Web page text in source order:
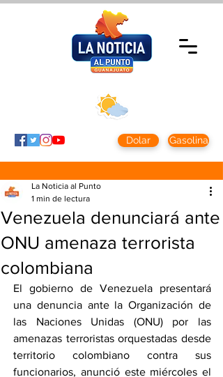
Dolar Gasolina
Venezuela denunciará ante
ONU amenaza terrorista
colombiana
La Noticia al Punto
1 min de lectura
El gobierno de Venezuela presentará
una denuncia ante la Organización de
las Naciones Unidas (ONU) por las
amenazas terroristas orquestadas desde
territorio colombiano contra sus
funcionarios, anunció este miércoles el